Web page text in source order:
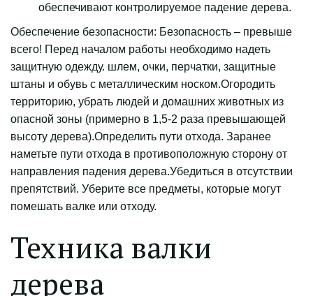
обеспечивают контролируемое падение дерева.
Обеспечение безопасности: Безопасность – превыше
всего! Перед началом работы необходимо надеть
защитную одежду. шлем, очки, перчатки, защитные
штаны и обувь с металлическим носком.Огородить
территорию, убрать людей и домашних животных из
опасной зоны (примерно в 1,5-2 раза превышающей
высоту дерева).Определить пути отхода. Заранее
наметьте пути отхода в противоположную сторону от
направления падения дерева.Убедиться в отсутствии
препятствий. Уберите все предметы, которые могут
помешать валке или отходу.
Техника валки
дерева